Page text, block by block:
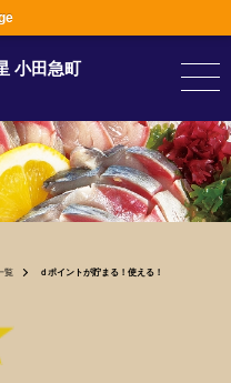
小田急町
覧 ｄポイントが貯まる！使える！